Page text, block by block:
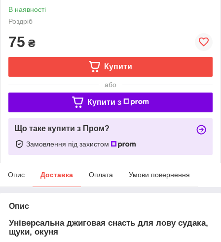
В наявності
Роздріб
75 ₴
Купити
або
Купити з
Що таке купити з Пром?
Замовлення під захистом
Опис Доставка Оплата Умови повернення
Опис
Універсальна джиговая снасть для лову судака,
щуки, окуня